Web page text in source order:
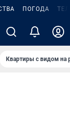
ПОГОДА
Квартиры с видом на